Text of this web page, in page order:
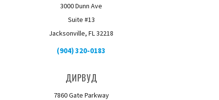
3000 Dunn Ave
Suite #13
Jacksonville, FL 32218
(904) 320-0183
ДИРВУД
7860 Gate Parkway